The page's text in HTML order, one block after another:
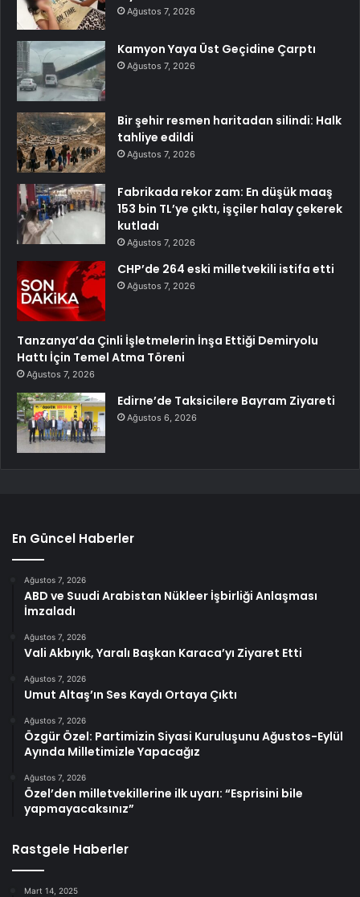
Ağustos 7, 2026
Kamyon Yaya Üst Geçidine Çarptı
Ağustos 7, 2026
Bir şehir resmen haritadan silindi: Halk
tahliye edildi
Ağustos 7, 2026
Fabrikada rekor zam: En düşük maaş
153 bin TL’ye çıktı, işçiler halay çekerek
kutladı
Ağustos 7, 2026
CHP’de 264 eski milletvekili istifa etti
Ağustos 7, 2026
Tanzanya’da Çinli İşletmelerin İnşa Ettiği Demiryolu
Hattı İçin Temel Atma Töreni
Ağustos 7, 2026
Edirne’de Taksicilere Bayram Ziyareti
Ağustos 6, 2026
En Güncel Haberler
Ağustos 7, 2026
ABD ve Suudi Arabistan Nükleer İşbirliği Anlaşması
İmzaladı
Ağustos 7, 2026
Vali Akbıyık, Yaralı Başkan Karaca’yı Ziyaret Etti
Ağustos 7, 2026
Umut Altaş’ın Ses Kaydı Ortaya Çıktı
Ağustos 7, 2026
Özgür Özel: Partimizin Siyasi Kuruluşunu Ağustos-Eylül
Ayında Milletimizle Yapacağız
Ağustos 7, 2026
Özel’den milletvekillerine ilk uyarı: “Esprisini bile
yapmayacaksınız”
Rastgele Haberler
Mart 14, 2025